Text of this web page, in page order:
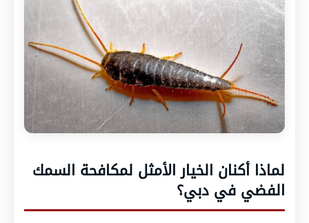
لماذا أكنان الخيار الأمثل لمكافحة السمك
الفضي في دبي؟